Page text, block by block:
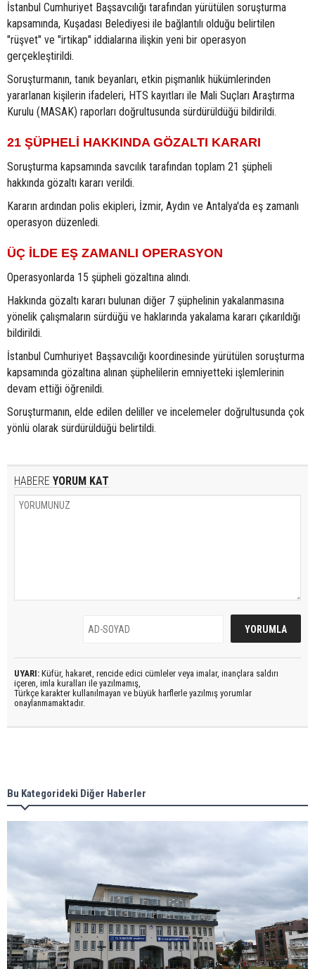
İstanbul Cumhuriyet Başsavcılığı tarafından yürütülen soruşturma
kapsamında, Kuşadası Belediyesi ile bağlantılı olduğu belirtilen
"rüşvet" ve "irtikap" iddialarına ilişkin yeni bir operasyon
gerçekleştirildi.
Soruşturmanın, tanık beyanları, etkin pişmanlık hükümlerinden
yararlanan kişilerin ifadeleri, HTS kayıtları ile Mali Suçları Araştırma
Kurulu (MASAK) raporları doğrultusunda sürdürüldüğü bildirildi.
21 ŞÜPHELİ HAKKINDA GÖZALTI KARARI
Soruşturma kapsamında savcılık tarafından toplam 21 şüpheli
hakkında gözaltı kararı verildi.
Kararın ardından polis ekipleri, İzmir, Aydın ve Antalya'da eş zamanlı
operasyon düzenledi.
ÜÇ İLDE EŞ ZAMANLI OPERASYON
Operasyonlarda 15 şüpheli gözaltına alındı.
Hakkında gözaltı kararı bulunan diğer 7 şüphelinin yakalanmasına
yönelik çalışmaların sürdüğü ve haklarında yakalama kararı çıkarıldığı
bildirildi.
İstanbul Cumhuriyet Başsavcılığı koordinesinde yürütülen soruşturma
kapsamında gözaltına alınan şüphelilerin emniyetteki işlemlerinin
devam ettiği öğrenildi.
Soruşturmanın, elde edilen deliller ve incelemeler doğrultusunda çok
yönlü olarak sürdürüldüğü belirtildi.
HABERE YORUM KAT
UYARI: Küfür, hakaret, rencide edici cümleler veya imalar, inançlara saldırı
içeren, imla kuralları ile yazılmamış,
Türkçe karakter kullanılmayan ve büyük harflerle yazılmış yorumlar
onaylanmamaktadır.
Bu Kategorideki Diğer Haberler